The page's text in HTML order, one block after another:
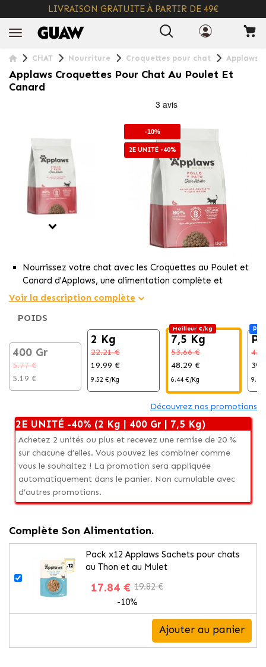
LIVRAISON GRATUITE À PARTIR DE 49€
CHAT Nourriture Croquettes pour chat Applaws
Applaws Croquettes Pour Chat Au Poulet Et
Canard
-10%
2E UNITÉ -40%
Nourrissez votre chat avec les Croquettes au Poulet et
Canard d'Applaws, une alimentation complète et
équilibrée en croquettes.
Enrichi en blanc de poulet et canard, il offre de l'Oméga
6 pour une peau saine et brillante.
Formulé avec des protéines de haute qualité et sans
céréales pour promouvoir le bien-être félin.
Voir la description complète
POIDS
400 Gr
5.77 €
5.19 €
2 Kg
22.21 €
19.99 €
9.52 €/Kg
Meilleur €/kg
7,5 Kg
53.66 €
48.29 €
6.44 €/Kg 9.80
Découvrez nos promotions
2E UNITÉ -40% (2 Kg | 400 Gr | 7,5 Kg)
Achetez 2 unités ou plus et recevez une remise de 20 %
sur chacune d’elles. Vous pouvez les combiner comme
vous le souhaitez ! La promotion sera appliquée
automatiquement dans le panier. Non cumulable avec
d’autres promotions.
Complète Son Alimentation.
Pack x12 Applaws Sachets pour chats
au Thon et au Mulet
17.84 € 19.82 €
-10%
Ajouter au panier